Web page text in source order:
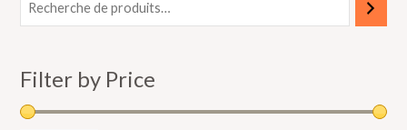
Filter by Price
r
m
r
m